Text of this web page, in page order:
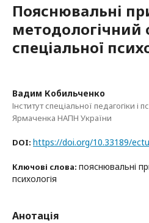
Пояснювальні
методологічний
спеціальної
Вадим Кобильченко
Інститут спеціальної педагогіки і
Ярмаченка НАПН України
DOI: https://doi.org/10.33189/
Ключові слова: пояснювальні
психологія
Анотація